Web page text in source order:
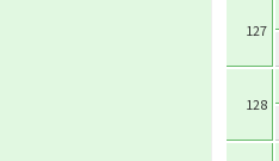
127
128